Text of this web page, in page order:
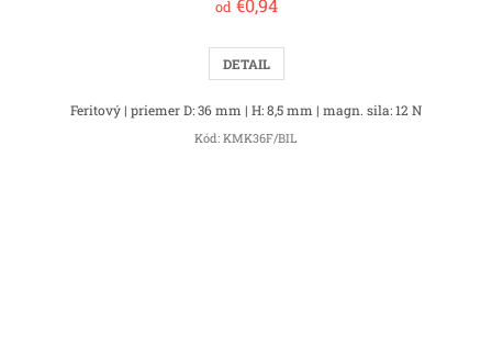
od €0,94
DETAIL
Feritový | priemer D: 36 mm | H: 8,5 mm | magn. sila: 12 N
Kód: KMK36F/BIL